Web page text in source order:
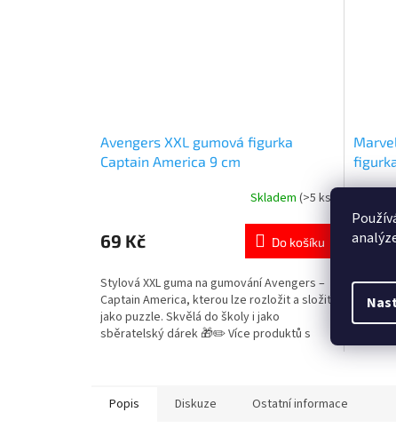
Avengers XXL gumová figurka
Captain America 9 cm
produktu
je
z
5
hvězdiček.
Skladem (>5 ks)
69 Kč Do košíku
Stylová XXL guma na gumování Avengers –
Captain America, kterou lze rozložit a složit
jako puzzle. Skvělá do školy i jako
sběratelský dárek 🎁✏️ Více produktů s
z
129
Popis Diskuze Ostatní informace